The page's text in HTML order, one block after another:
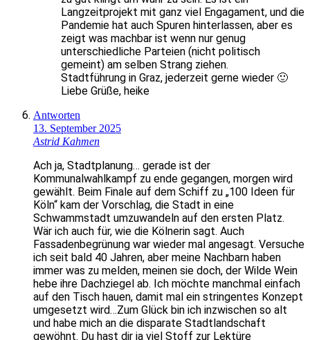
Langzeitprojekt mit ganz viel Engagament, und die
Pandemie hat auch Spuren hinterlassen, aber es
zeigt was machbar ist wenn nur genug
unterschiedliche Parteien (nicht politisch
gemeint) am selben Strang ziehen.
Stadtführung in Graz, jederzeit gerne wieder 🙂
Liebe Grüße, heike
Antworten
13. September 2025
Astrid Kahmen
Ach ja, Stadtplanung… gerade ist der
Kommunalwahlkampf zu ende gegangen, morgen wird
gewählt. Beim Finale auf dem Schiff zu „100 Ideen für
Köln“ kam der Vorschlag, die Stadt in eine
Schwammstadt umzuwandeln auf den ersten Platz.
Wär ich auch für, wie die Kölnerin sagt. Auch
Fassadenbegrünung war wieder mal angesagt. Versuche
ich seit bald 40 Jahren, aber meine Nachbarn haben
immer was zu melden, meinen sie doch, der Wilde Wein
hebe ihre Dachziegel ab. Ich möchte manchmal einfach
auf den Tisch hauen, damit mal ein stringentes Konzept
umgesetzt wird…Zum Glück bin ich inzwischen so alt
und habe mich an die disparate Stadtlandschaft
gewöhnt. Du hast dir ja viel Stoff zur Lektüre